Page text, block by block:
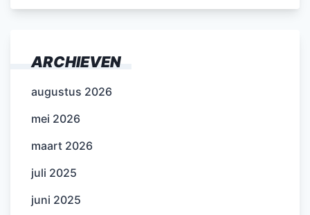
ARCHIEVEN
augustus 2026
mei 2026
maart 2026
juli 2025
juni 2025